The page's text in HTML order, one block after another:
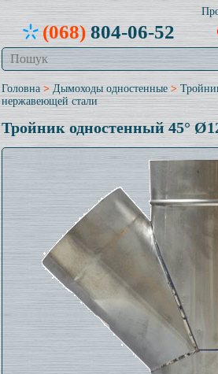
(068)804-06-52
Головна> Дымоходы одностенные>
нержавеющей стали
Тройник одностенный 45°